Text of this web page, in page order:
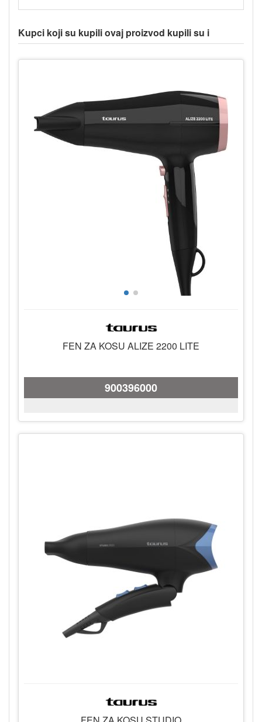
Kupci koji su kupili ovaj proizvod kupili su i
FEN ZA KOSU ALIZE 2200 LITE
900396000